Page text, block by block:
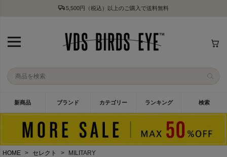
5,500円（税込）以上のご購入で送料無料
新商品 ブランド カテゴリー ランキング 検索
HOME セレクト MILITARY